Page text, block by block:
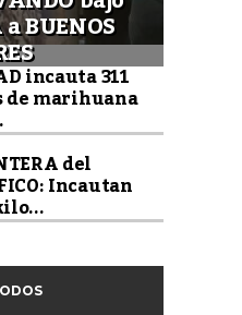
BUENOS
incauta 311
de marihuana
del
Incautan